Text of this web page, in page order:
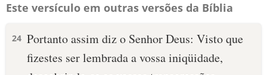
Este versículo em outras versões da Bíblia
24 Portanto assim diz o Senhor Deus: Visto que
fizestes ser lembrada a vossa iniqüidade,